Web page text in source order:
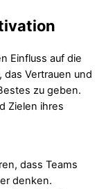
Einfluss auf die
das Vertrauen und
zu geben.
Zielen ihres
dass Teams
denken.